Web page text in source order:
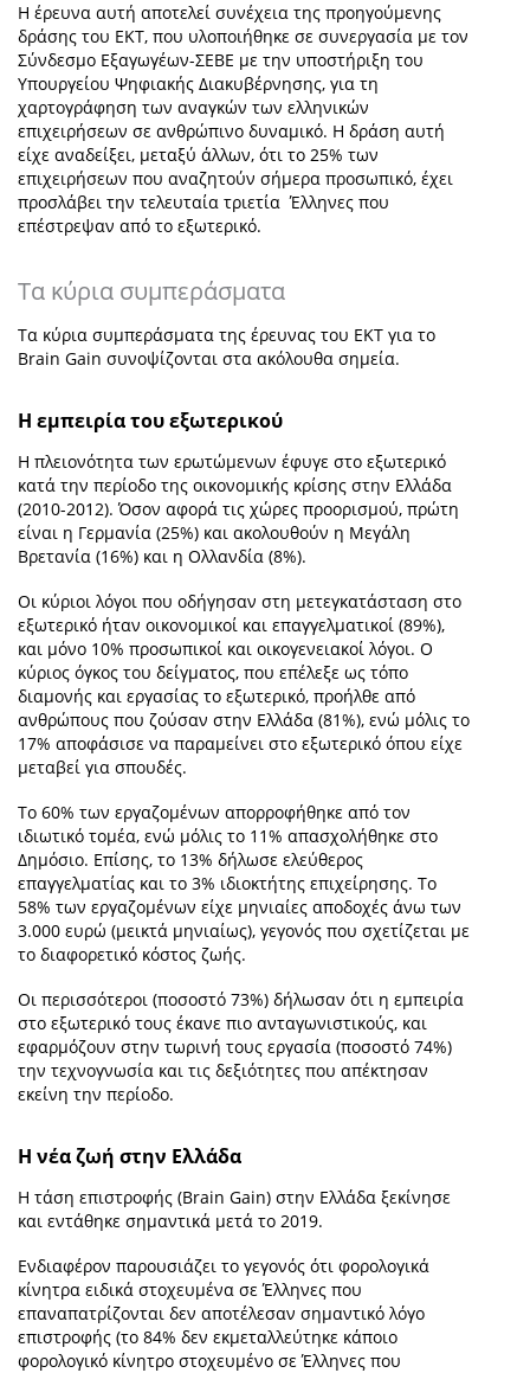
Η έρευνα αυτή αποτελεί συνέχεια της προηγούμενης
δράσης του ΕΚΤ, που υλοποιήθηκε σε συνεργασία με τον
Σύνδεσμο Εξαγωγέων-ΣΕΒΕ με την υποστήριξη του
Υπουργείου Ψηφιακής Διακυβέρνησης, για τη
χαρτογράφηση των αναγκών των ελληνικών
επιχειρήσεων σε ανθρώπινο δυναμικό. Η δράση αυτή
είχε αναδείξει, μεταξύ άλλων, ότι το 25% των
επιχειρήσεων που αναζητούν σήμερα προσωπικό, έχει
προσλάβει την τελευταία τριετία Έλληνες που
επέστρεψαν από το εξωτερικό.
Τα κύρια συμπεράσματα
Τα κύρια συμπεράσματα της έρευνας του ΕΚΤ για το
Brain Gain συνοψίζονται στα ακόλουθα σημεία.
Η εμπειρία του εξωτερικού
Η πλειονότητα των ερωτώμενων έφυγε στο εξωτερικό
κατά την περίοδο της οικονομικής κρίσης στην Ελλάδα
(2010-2012). Όσον αφορά τις χώρες προορισμού, πρώτη
είναι η Γερμανία (25%) και ακολουθούν η Μεγάλη
Βρετανία (16%) και η Ολλανδία (8%).
Οι κύριοι λόγοι που οδήγησαν στη μετεγκατάσταση στο
εξωτερικό ήταν οικονομικοί και επαγγελματικοί (89%),
και μόνο 10% προσωπικοί και οικογενειακοί λόγοι. Ο
κύριος όγκος του δείγματος, που επέλεξε ως τόπο
διαμονής και εργασίας το εξωτερικό, προήλθε από
ανθρώπους που ζούσαν στην Ελλάδα (81%), ενώ μόλις το
17% αποφάσισε να παραμείνει στο εξωτερικό όπου είχε
μεταβεί για σπουδές.
Το 60% των εργαζομένων απορροφήθηκε από τον
ιδιωτικό τομέα, ενώ μόλις το 11% απασχολήθηκε στο
Δημόσιο. Επίσης, το 13% δήλωσε ελεύθερος
επαγγελματίας και το 3% ιδιοκτήτης επιχείρησης. Το
58% των εργαζομένων είχε μηνιαίες αποδοχές άνω των
3.000 ευρώ (μεικτά μηνιαίως), γεγονός που σχετίζεται με
το διαφορετικό κόστος ζωής.
Οι περισσότεροι (ποσοστό 73%) δήλωσαν ότι η εμπειρία
στο εξωτερικό τους έκανε πιο ανταγωνιστικούς, και
εφαρμόζουν στην τωρινή τους εργασία (ποσοστό 74%)
την τεχνογνωσία και τις δεξιότητες που απέκτησαν
εκείνη την περίοδο.
Η νέα ζωή στην Ελλάδα
Η τάση επιστροφής (Βrain Gain) στην Ελλάδα ξεκίνησε
και εντάθηκε σημαντικά μετά το 2019.
Ενδιαφέρον παρουσιάζει το γεγονός ότι φορολογικά
κίνητρα ειδικά στοχευμένα σε Έλληνες που
επαναπατρίζονται δεν αποτέλεσαν σημαντικό λόγο
επιστροφής (το 84% δεν εκμεταλλεύτηκε κάποιο
φορολογικό κίνητρο στοχευμένο σε Έλληνες που